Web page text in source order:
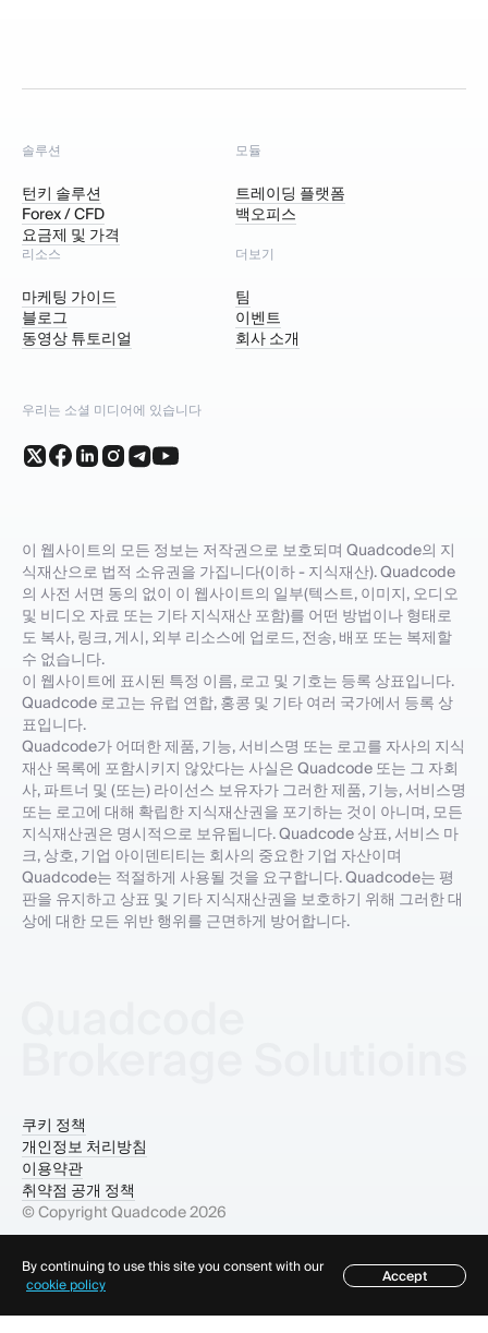
목차
솔루션
턴키 솔루션
Forex / CFD
요금제 및 가격
모듈
트레이딩 플랫폼
백오피스
리소스
마케팅 가이드
블로그
동영상 튜토리얼
더보기
팀
이벤트
회사 소개
우리는 소셜 미디어에 있습니다
이 웹사이트의 모든 정보는 저작권으로 보호되며 Quadcode의 지
식재산으로 법적 소유권을 가집니다(이하 - 지식재산). Quadcode
의 사전 서면 동의 없이 이 웹사이트의 일부(텍스트, 이미지, 오디오
및 비디오 자료 또는 기타 지식재산 포함)를 어떤 방법이나 형태로
도 복사, 링크, 게시, 외부 리소스에 업로드, 전송, 배포 또는 복제할
수 없습니다.
이 웹사이트에 표시된 특정 이름, 로고 및 기호는 등록 상표입니다.
Quadcode 로고는 유럽 연합, 홍콩 및 기타 여러 국가에서 등록 상
표입니다.
Quadcode가 어떠한 제품, 기능, 서비스명 또는 로고를 자사의 지식
재산 목록에 포함시키지 않았다는 사실은 Quadcode 또는 그 자회
사, 파트너 및 (또는) 라이선스 보유자가 그러한 제품, 기능, 서비스명
또는 로고에 대해 확립한 지식재산권을 포기하는 것이 아니며, 모든
지식재산권은 명시적으로 보유됩니다. Quadcode 상표, 서비스 마
크, 상호, 기업 아이덴티티는 회사의 중요한 기업 자산이며
Quadcode는 적절하게 사용될 것을 요구합니다. Quadcode는 평
판을 유지하고 상표 및 기타 지식재산권을 보호하기 위해 그러한 대
상에 대한 모든 위반 행위를 근면하게 방어합니다.
© Copyright Quadcode2026
쿠키 정책
개인정보 처리방침
이용약관
취약점 공개 정책
By continuing to use this site you consent with our
cookie policy
Accept